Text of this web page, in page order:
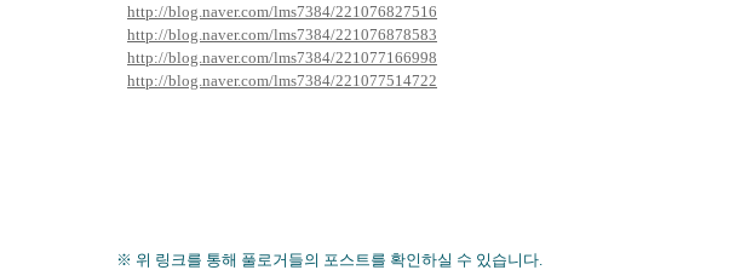
http://blog.naver.com/lms7384/221076827516
http://blog.naver.com/lms7384/221076878583
http://blog.naver.com/lms7384/221077166998
http://blog.naver.com/lms7384/221077514722
※ 위 링크를 통해 풀로거들의 포스트를 확인하실 수 있습니다.